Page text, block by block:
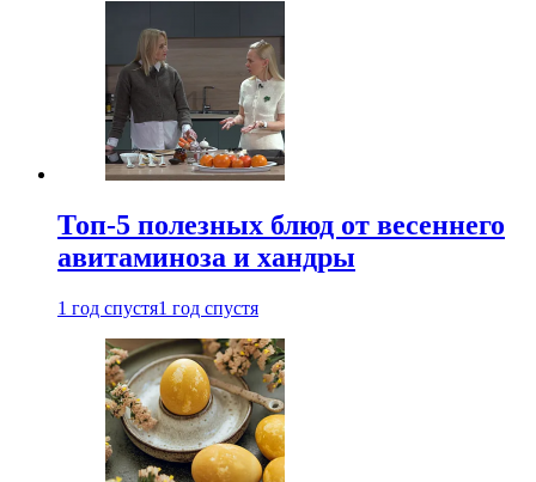
Топ-5 полезных блюд от весеннего
авитаминоза и хандры
1 год спустя1 год спустя